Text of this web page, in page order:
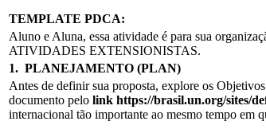
TEMPLATE PDCA:
Aluno e Aluna, essa atividade é para sua
ATIVIDADES EXTENSIONISTAS.
1. PLANEJAMENTO (PLAN)
Antes de definir sua proposta, explore os
documento pelo link https://brasil.un.org/sites/
internacional tão importante ao mesmo tempo em